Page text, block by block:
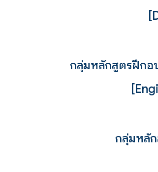
[
กลุ่มหลักสูตรฝึกอ
กลุ่มหลั